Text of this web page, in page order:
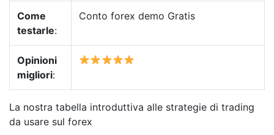
Come
testarle:
Conto forex demo Gratis
Opinioni
migliori:
La nostra tabella introduttiva alle strategie di trading
da usare sul forex